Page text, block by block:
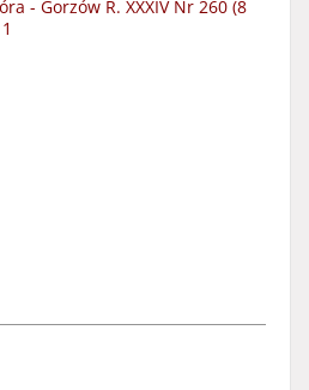
- Gorzów R. XXXIV Nr 260 (8